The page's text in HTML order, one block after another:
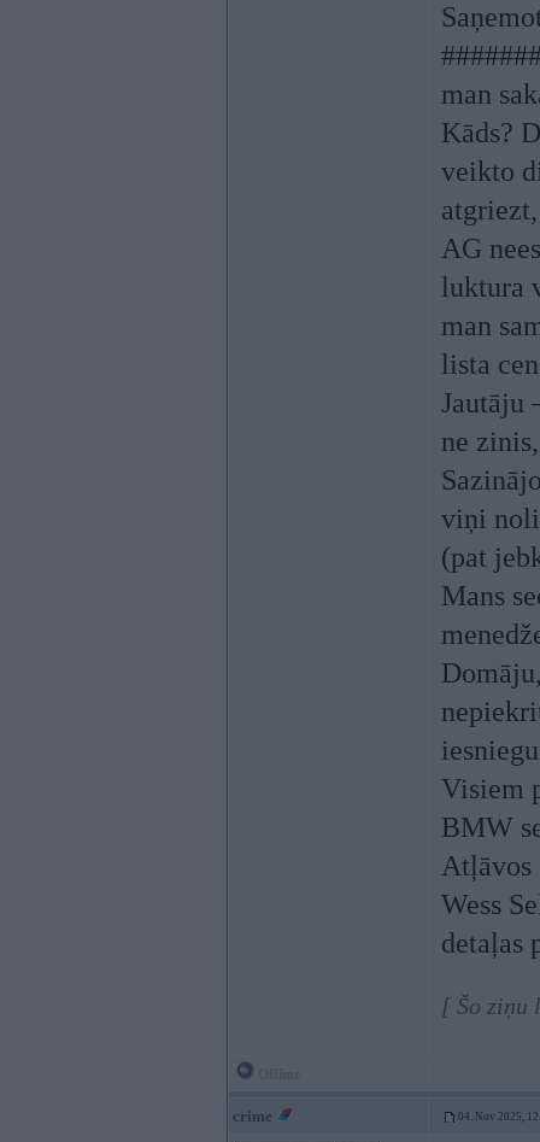
man
Kāds?
veikto
AG
luktura
man
lista
Jautāju
ne
viņi
(pat
Mans
Visiem
BMW
Atļāvos
Wess
detaļas
[ Šo ziņu
crime 04. Nov 2025,